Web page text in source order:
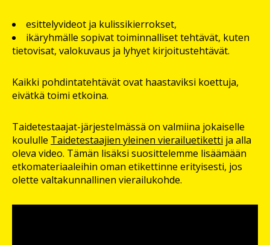
esittelyvideot ja kulissikierrokset,
ikäryhmälle sopivat toiminnalliset tehtävät, kuten
tietovisat, valokuvaus ja lyhyet kirjoitustehtävät.
Kaikki pohdintatehtävät ovat haastaviksi koettuja,
eivätkä toimi etkoina.
Taidetestaajat-järjestelmässä on valmiina jokaiselle
koululle Taidetestaajien yleinen vierailuetiketti ja alla
oleva video. Tämän lisäksi suosittelemme lisäämään
etkomateriaaleihin oman etikettinne erityisesti, jos
olette valtakunnallinen vierailukohde.